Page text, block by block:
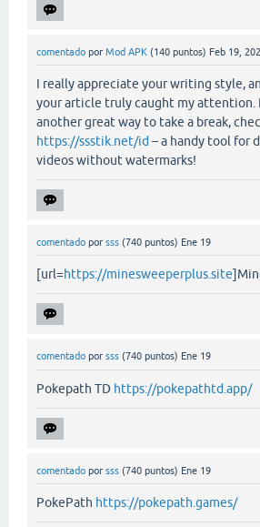
comentado por Mod APK (140 puntos) Feb 19,
I really appreciate your writing style,
your article truly caught my attention.
another great way to take a break,
https://ssstik.net/id – a handy tool for
videos without watermarks!
comentado por sss (740 puntos) Ene 19
[url=https://minesweeperplus.site
comentado por sss (740 puntos) Ene 19
Pokepath TD https://pokepathtd.app/
comentado por sss (740 puntos) Ene 19
PokePath https://pokepath.games/